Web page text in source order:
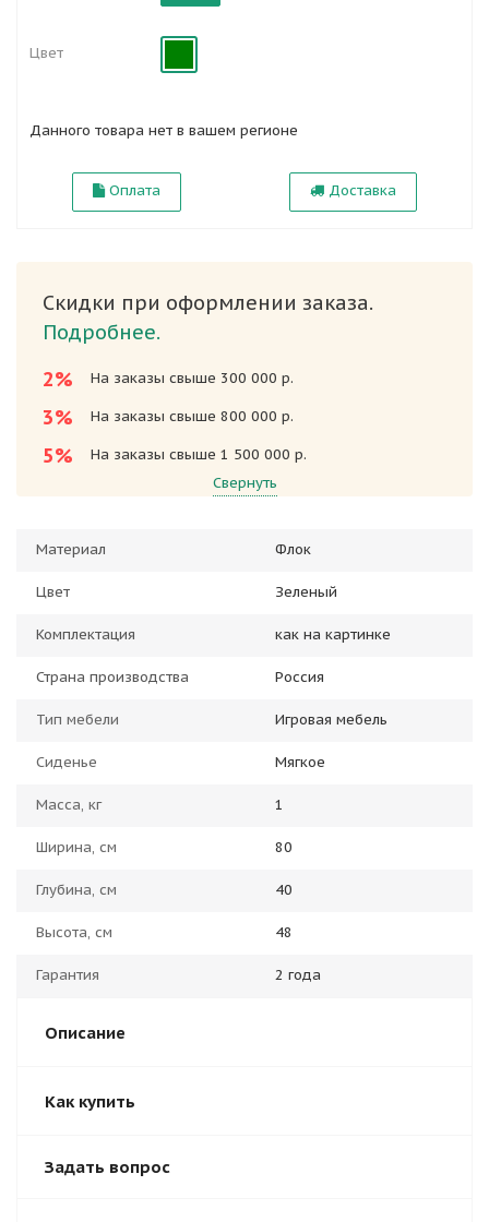
Цвет
Данного товара нет в вашем регионе
Оплата Доставка
Скидки при оформлении заказа.
Подробнее.
2%
На заказы свыше 300 000 р.
3% На заказы свыше 800 000 р.
5%
На заказы свыше 1 500 000 р.
Свернуть
Материал Флок
Цвет Зеленый
Комплектация как на картинке
Страна производства Россия
Тип мебели Игровая мебель
Сиденье Мягкое
Масса, кг 1
Ширина, см 80
Глубина, см 40
Высота, см 48
Гарантия 2 года
Описание
Как купить
Задать вопрос